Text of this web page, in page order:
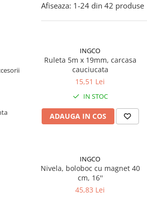
Afiseaza: 1-24 din 42 produse
INGCO
Ruleta 5m x 19mm, carcasa
cauciucata
15,51 Lei
IN STOC
ADAUGA IN COS
INGCO
Nivela, boloboc cu magnet 40
cm, 16''
45,83 Lei